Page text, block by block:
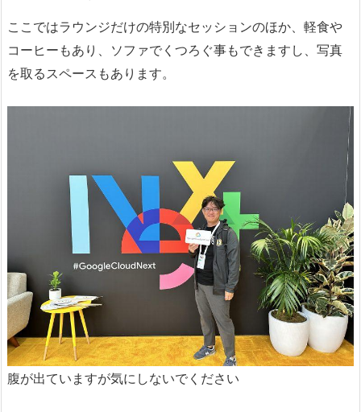
ここではラウンジだけの特別なセッションのほか、軽食や
コーヒーもあり、ソファでくつろぐ事もできますし、写真
を取るスペースもあります。
腹が出ていますが気にしないでください